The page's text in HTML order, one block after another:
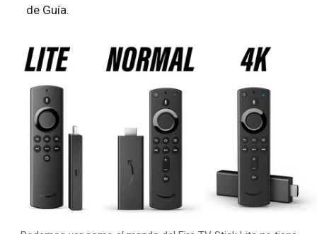
de Guía.